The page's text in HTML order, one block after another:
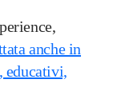
anche in
educativi,